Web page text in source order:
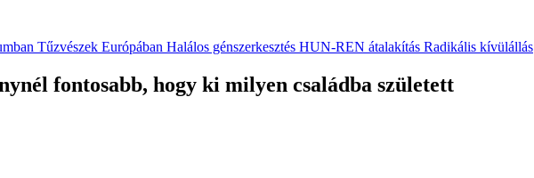
Tűzvészek Európában Halálos génszerkesztés HUN-REN átalakítás Radikális kívülállás
fontosabb, hogy ki milyen családba született